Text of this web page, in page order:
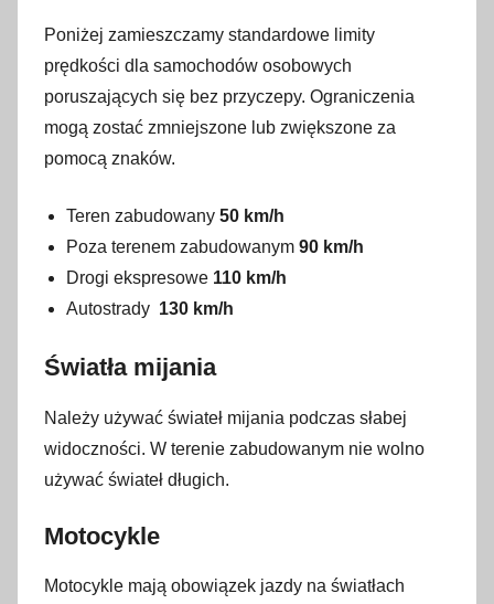
Poniżej zamieszczamy standardowe limity
prędkości dla samochodów osobowych
poruszających się bez przyczepy. Ograniczenia
mogą zostać zmniejszone lub zwiększone za
pomocą znaków.
Teren zabudowany 50 km/h
Poza terenem zabudowanym 90 km/h
Drogi ekspresowe 110 km/h
Autostrady 130 km/h
Światła mijania
Należy używać świateł mijania podczas słabej
widoczności. W terenie zabudowanym nie wolno
używać świateł długich.
Motocykle
Motocykle mają obowiązek jazdy na światłach